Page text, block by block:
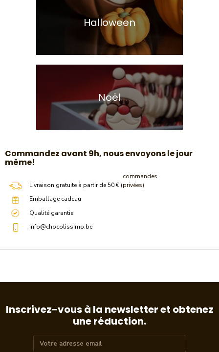
Halloween
Noël
​Commandez avant 9h, nous envoyons le jour
même!
Livraison gratuite à partir de 50 € (
commandes
privées)
Emballage cadeau
Qualité garantie
info@chocolissimo.be
Inscrivez-vous à la newsletter et obtenez
une réduction.